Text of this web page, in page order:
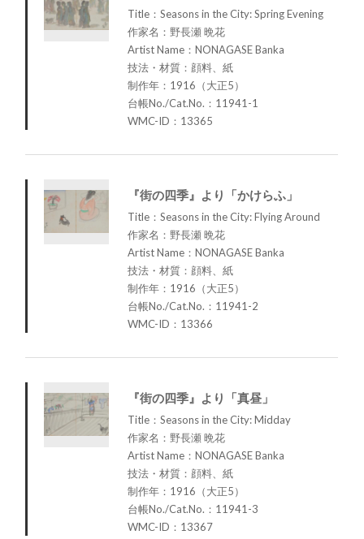
Title：Seasons in the City: Spring Evening
作家名：野長瀬 晩花
Artist Name：NONAGASE Banka
技法・材質：顔料、紙
制作年：1916（大正5）
台帳No./Cat.No.：11941-1
WMC-ID：13365
『街の四季』より「かけらふ」
Title：Seasons in the City: Flying Around
作家名：野長瀬 晩花
Artist Name：NONAGASE Banka
技法・材質：顔料、紙
制作年：1916（大正5）
台帳No./Cat.No.：11941-2
WMC-ID：13366
『街の四季』より「真昼」
Title：Seasons in the City: Midday
作家名：野長瀬 晩花
Artist Name：NONAGASE Banka
技法・材質：顔料、紙
制作年：1916（大正5）
台帳No./Cat.No.：11941-3
WMC-ID：13367